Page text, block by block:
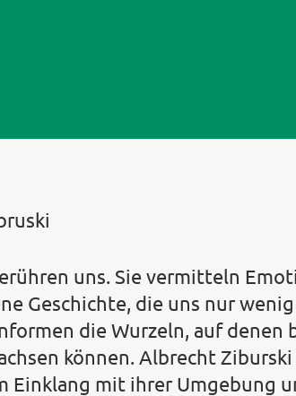
uns. Sie vermitteln
Geschichte, die uns nur
die Wurzeln, auf
können. Albrecht
Einklang mit ihrer Umgebung